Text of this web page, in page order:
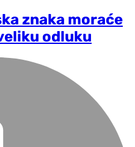
znaka moraće
odluku